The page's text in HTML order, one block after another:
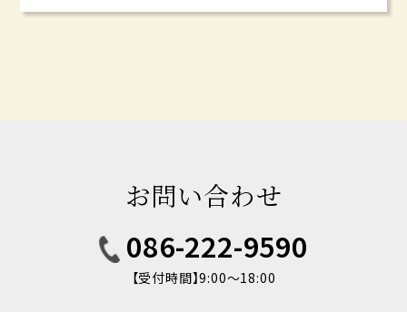
お問い合わせ
086-222-9590
【受付時間】9:00〜18:00